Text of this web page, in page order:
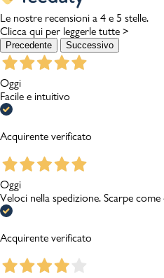
Le nostre recensioni a 4 e 5 stelle.
Clicca qui per leggerle tutte >
Precedente Successivo
Oggi
Facile e intuitivo
Acquirente verificato
Oggi
Veloci nella spedizione. Scarpe
Acquirente verificato